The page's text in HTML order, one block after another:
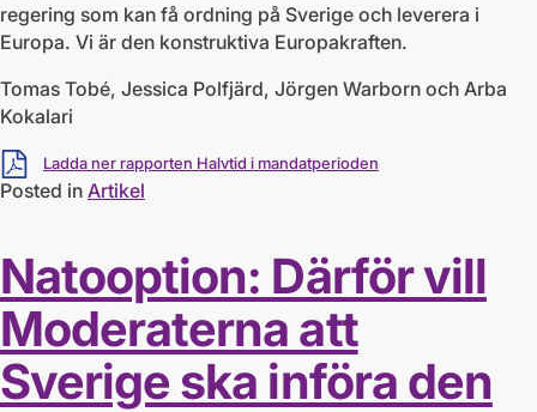
regering som kan få ordning på Sverige och leverera i
Europa. Vi är den konstruktiva Europakraften.
Tomas Tobé, Jessica Polfjärd, Jörgen Warborn och Arba
Kokalari
Ladda ner rapporten Halvtid i mandatperioden
Ladda ner
Posted in Artikel
Natooption: Därför vill
Moderaterna att
Sverige ska införa den